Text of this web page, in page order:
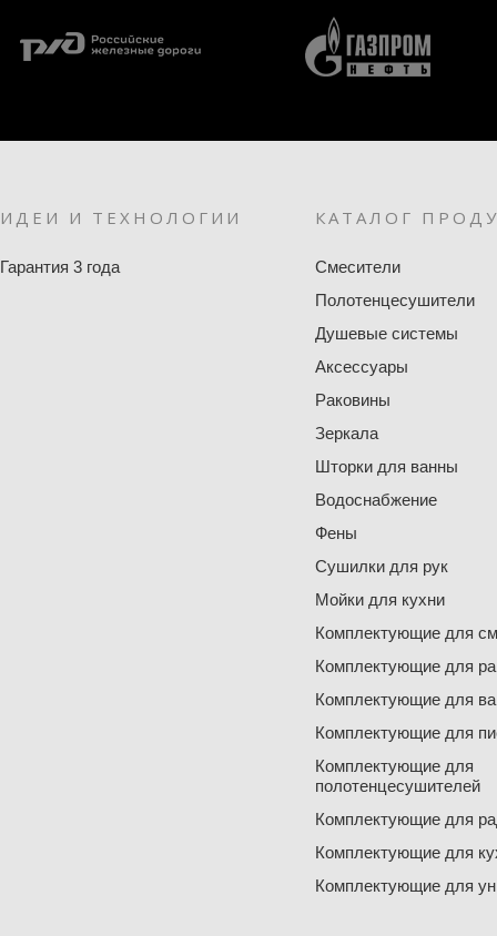
ИДЕИ И ТЕХНОЛОГИИ
Гарантия 3 года
КАТАЛОГ
Смесители
Полотенцесушители
Душевые системы
Аксессуары
Раковины
Зеркала
Шторки для ванны
Водоснабжение
Фены
Сушилки для рук
Мойки для кухни
Комплектующие для
Комплектующие для
Комплектующие для
Комплектующие для
Комплектующие для
полотенцесушителей
Комплектующие для
Комплектующие для
Комплектующие для